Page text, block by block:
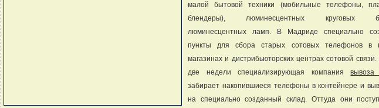
малой бытовой техники (мобильные телефоны,
блендеры), люминесцентных круговых
люминесцентных ламп. В Мадриде специально
пункты для сбора старых сотовых телефонов в
магазинах и дистрибьюторских центрах сотовой
две недели специализирующая компаниявывоза
забирает накопившиеся телефоны в контейнере и
на специально созданный склад. Оттуда они